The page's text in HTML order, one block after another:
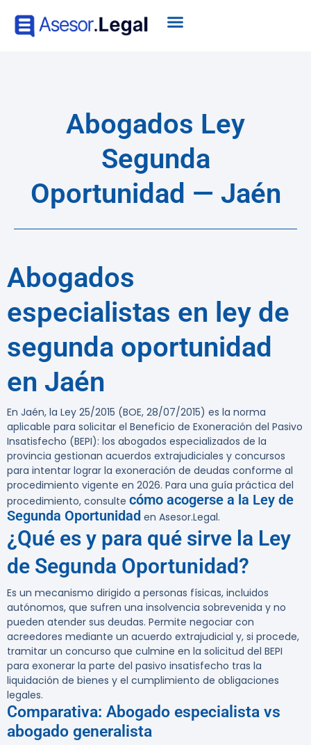
Abogados Ley
Segunda
Oportunidad — Jaén
Abogados
especialistas en ley de
segunda oportunidad
en Jaén
En Jaén, la Ley 25/2015 (BOE, 28/07/2015) es la norma
aplicable para solicitar el Beneficio de Exoneración del Pasivo
Insatisfecho (BEPI): los abogados especializados de la
provincia gestionan acuerdos extrajudiciales y concursos
para intentar lograr la exoneración de deudas conforme al
procedimiento vigente en 2026. Para una guía práctica del
procedimiento, consulte cómo acogerse a la Ley de
Segunda Oportunidad en Asesor.Legal.
¿Qué es y para qué sirve la Ley
de Segunda Oportunidad?
Es un mecanismo dirigido a personas físicas, incluidos
autónomos, que sufren una insolvencia sobrevenida y no
pueden atender sus deudas. Permite negociar con
acreedores mediante un acuerdo extrajudicial y, si procede,
tramitar un concurso que culmine en la solicitud del BEPI
para exonerar la parte del pasivo insatisfecho tras la
liquidación de bienes y el cumplimiento de obligaciones
legales.
Comparativa: Abogado especialista vs
abogado generalista